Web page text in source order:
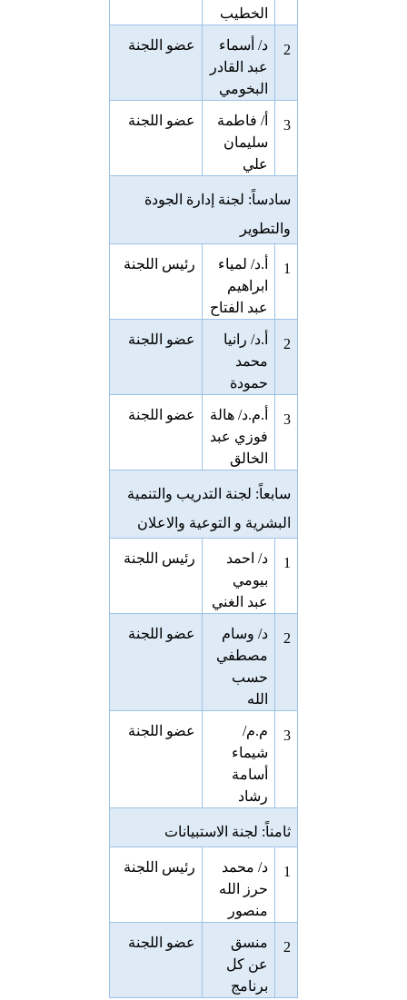
الخطيب
2
د/ أسماء
عبد القادر
البخومي
عضو اللجنة
3
أ/ فاطمة
سليمان
علي
عضو اللجنة
سادساً: لجنة إدارة الجودة
والتطوير
1
أ.د/ لمياء
ابراهيم
عبد الفتاح
رئيس اللجنة
2
أ.د/ رانيا
محمد
حمودة
عضو اللجنة
3
أ.م.د/ هالة
فوزي عبد
الخالق
عضو اللجنة
سابعاً: لجنة التدريب والتنمية
البشرية و التوعية والاعلان
1
د/ احمد
بيومي
عبد الغني
رئيس اللجنة
2
د/ وسام
مصطفي
حسب
الله
عضو اللجنة
3
م.م/
شيماء
أسامة
رشاد
عضو اللجنة
ثامناً: لجنة الاستبيانات
1
د/ محمد
حرز الله
منصور
رئيس اللجنة
2
منسق
عن كل
برنامج
عضو اللجنة